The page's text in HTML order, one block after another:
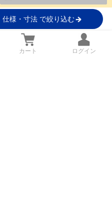
仕様・寸法 で絞り込む
カート ログイン